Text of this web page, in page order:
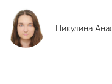
Никулина